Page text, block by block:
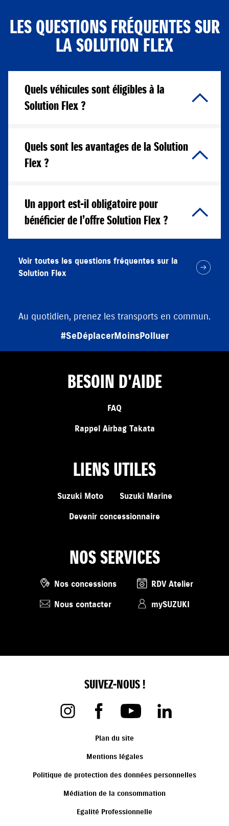
LES QUESTIONS FRÉQUENTES SUR
LA SOLUTION FLEX
Quels véhicules sont éligibles à la
Solution Flex ?
Quels sont les avantages de la Solution
Flex ?
Un apport est-il obligatoire pour
bénéficier de l’offre Solution Flex ?
Voir toutes les questions fréquentes sur la
Solution Flex
Pensez à covoiturer.
#SeDéplacerMoinsPolluer
BESOIN D'AIDE
FAQ
Rappel Airbag Takata
LIENS UTILES
Suzuki Moto
Suzuki Marine
Devenir concessionnaire
NOS SERVICES
Nos concessions
Nous contacter
RDV Atelier
mySUZUKI
SUIVEZ-NOUS !
Plan du site
Mentions légales
Politique de protection des données personnelles
Médiation de la consommation
Egalité Professionnelle